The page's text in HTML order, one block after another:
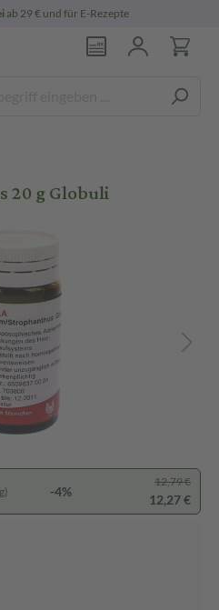
ab 29 € und für E-Rezepte
g Globuli
-4%
12,79 €
12,27 €